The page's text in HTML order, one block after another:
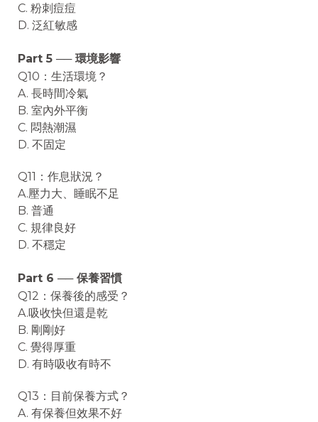
C. 粉刺痘痘
D. 泛紅敏感
Part 5 ── 環境影響
Q10：生活環境？
A. 長時間冷氣
B. 室內外平衡
C. 悶熱潮濕
D. 不固定
Q11：作息狀況？
A.壓力大、睡眠不足
B. 普通
C. 規律良好
D. 不穩定
Part 6 ── 保養習慣
Q12：保養後的感受？
A.吸收快但還是乾
B. 剛剛好
C. 覺得厚重
D. 有時吸收有時不
Q13：目前保養方式？
A. 有保養但效果不好